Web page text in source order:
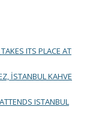
ITS PLACE AT
İSTANBUL KAHVE
ISTANBUL